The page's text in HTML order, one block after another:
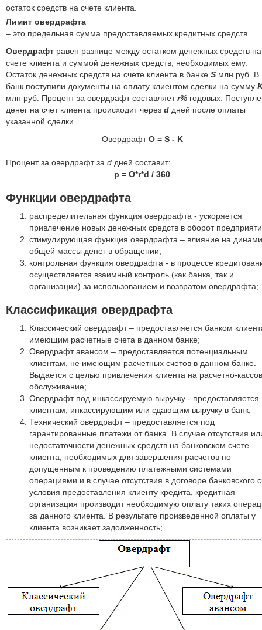
остаток средств на счете клиента.
Лимит овердрафта
– это предельная сумма предоставляемых кредитных средств.
Овердрафт равен разнице между остатком денежных средств на
счете клиента и суммой денежных средств, необходимых ему.
Остаток денежных средств на счете клиента в банке S млн руб. В
банк поступили документы на оплату клиентом сделки на сумму
млн руб. Процент за овердрафт составляетr% годовых.
денег на счет клиента происходит через d дней после оплаты
указанной сделки.
ОвердрафтO = S - K
Процент за овердрафт за d дней составит:
p = O*r*d / 360
Функции овердрафта
распределительная функция овердрафта - ускоряется
привлечение новых денежных средств в оборот
стимулирующая функция овердрафта – влияние на
общей массы денег в обращении;
контрольная функция овердрафта - в процессе
осуществляется взаимный контроль (как банка, так и
организации) за использованием и возвратом овердрафта;
Классификация овердрафта
Классический овердрафт – предоставляется банком
имеющим расчетные счета в данном банке;
Овердрафт авансом – предоставляется потенциальным
клиентам, не имеющим расчетных счетов в данном банке.
Выдается с целью привлечения клиента на расчетно-
обслуживание;
Овердрафт под инкассируемую выручку - предоставляется
клиентам, инкассирующим или сдающим выручку в банк;
Технический овердрафт – предоставляется под
гарантированные платежи от банка. В случае отсутствия
недостаточности денежных средств на банковском счете
клиента, необходимых для завершения расчетов по
допущенным к проведению платежными системами
операциями и в случае отсутствия в договоре банковского
условия предоставления клиенту кредита, кредитная
организация производит необходимую оплату таких
за данного клиента. В результате произведенной оплаты у
клиента возникает задолженность;